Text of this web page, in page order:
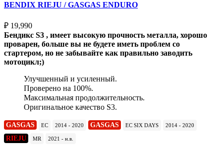
BENDIX RIEJU / GASGAS ENDURO
₽ 19,990
Бендикс S3 , имеет высокую прочность металла, хорошо
проварен, больше вы не будете иметь проблем со
стартером, но не забывайте как правильно заводить
мотоцикл;)
Улучшенный и усиленный.
Проверено на 100%.
Максимальная продолжительность.
Оригинальное качество S3.
GASGAS EC 2014 - 2020 GASGAS EC SIX DAYS 2014 - 2020
RIEJU MR 2021 - н.в.